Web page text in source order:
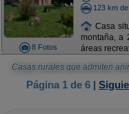
8 Fotos
123 km
Casa
montaña, a
áreas
Casas rurales que admiten
Página 1 de 6 |